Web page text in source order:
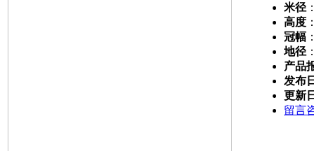
米径
高度
冠幅
地径
产品
发布
更新
留言